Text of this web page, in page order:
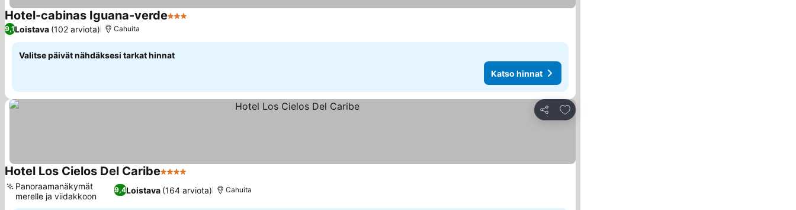
Hotel-cabinas Iguana-verde3 Tähtiluokitus
9,1Loistava (102 arviota) Cahuita
Valitse päivät nähdäksesi tarkat hinnat
Katso hinnat
Jaa
Lisää suosikkeihin
Hotel Los Cielos Del Caribe4 Tähtiluokitus
9,4Loistava (164 arviota)
Panoraamanäkymät
merelle ja viidakkoon
Cahuita